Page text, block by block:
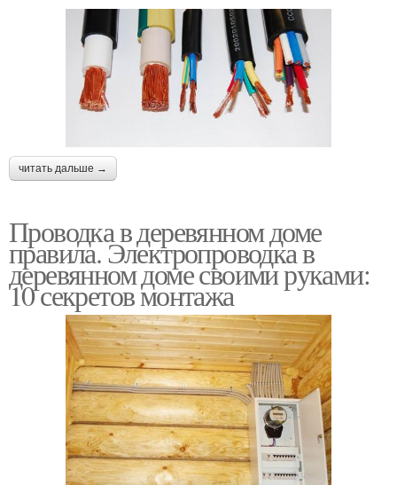
читать дальше →
Проводка в деревянном доме
правила. Электропроводка в
деревянном доме своими руками:
10 секретов монтажа